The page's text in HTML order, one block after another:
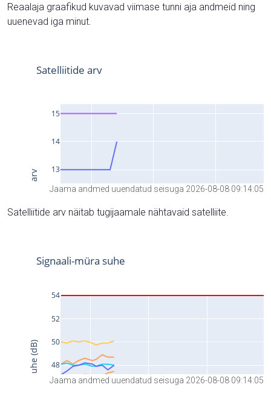
Reaalaja graafikud kuvavad viimase tunni aja andmeid ning
uuenevad iga minut.
Jaama andmed uuendatud seisuga 2026-08-08 09:14:05
Satelliitide arv näitab tugijaamale nähtavaid satelliite.
Jaama andmed uuendatud seisuga 2026-08-08 09:14:05